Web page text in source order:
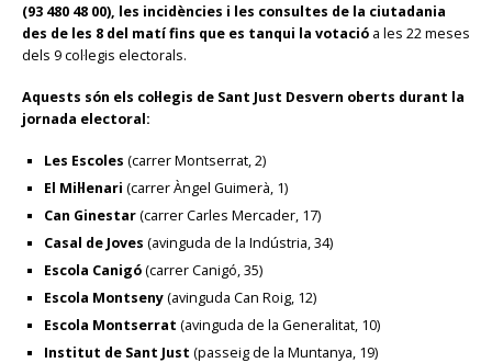
(93 480 48 00), les incidències i les consultes de la ciutadania
des de les 8 del matí fins que es tanqui la votació a les 22 meses
dels 9 col·legis electorals.
Aquests són els col·legis de Sant Just Desvern oberts durant la
jornada electoral:
Les Escoles (carrer Montserrat, 2)
El Mil·lenari (carrer Àngel Guimerà, 1)
Can Ginestar(carrer Carles Mercader, 17)
Casal de Joves (avinguda de la Indústria, 34)
Escola Canigó(carrer Canigó, 35)
Escola Montseny(avinguda Can Roig, 12)
Escola Montserrat (avinguda de la Generalitat, 10)
Institut de Sant Just (passeig de la Muntanya, 19)